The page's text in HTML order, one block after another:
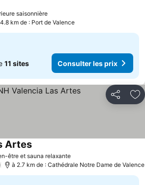
saisonnière
km de : Port de Valence
11 sites Consulter les prix
Partager
être et sauna relaxante
Artes
à 2.7 km de : Cathédrale Notre Dame de Valence